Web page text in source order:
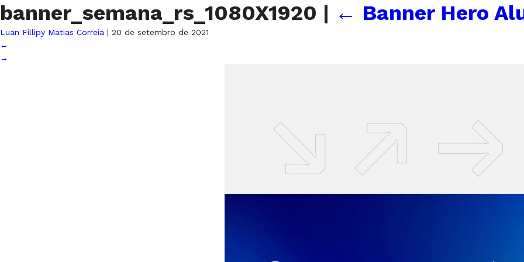
banner_semana_rs_1080X1920 | ← Banner Hero
Luan Fillipy Matias Correia | 20 de setembro de 2021
←
→